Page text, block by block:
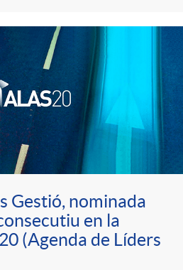
Gestió, nominada
en la
(Agenda de Líders